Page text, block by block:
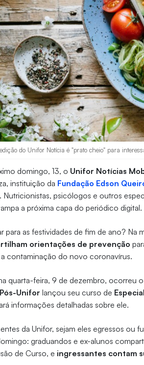
do Unifor Notícia é "prato cheio" para
domingo, 13, o Unifor Notícias
instituição da Fundação Edson
. Nutricionistas, psicólogos e outros
a próxima capa do periódico digital.
para as festividades de fim de ano? Na
orientações de prevenção
contaminação do novo coronavírus.
quarta-feira, 9 de dezembro, ocorreu
Pós-Unifor lançou seu curso de
informações detalhadas sobre ele.
da Unifor, sejam eles egressos ou
graduandos e ex-alunos
de Curso, e ingressantes contam